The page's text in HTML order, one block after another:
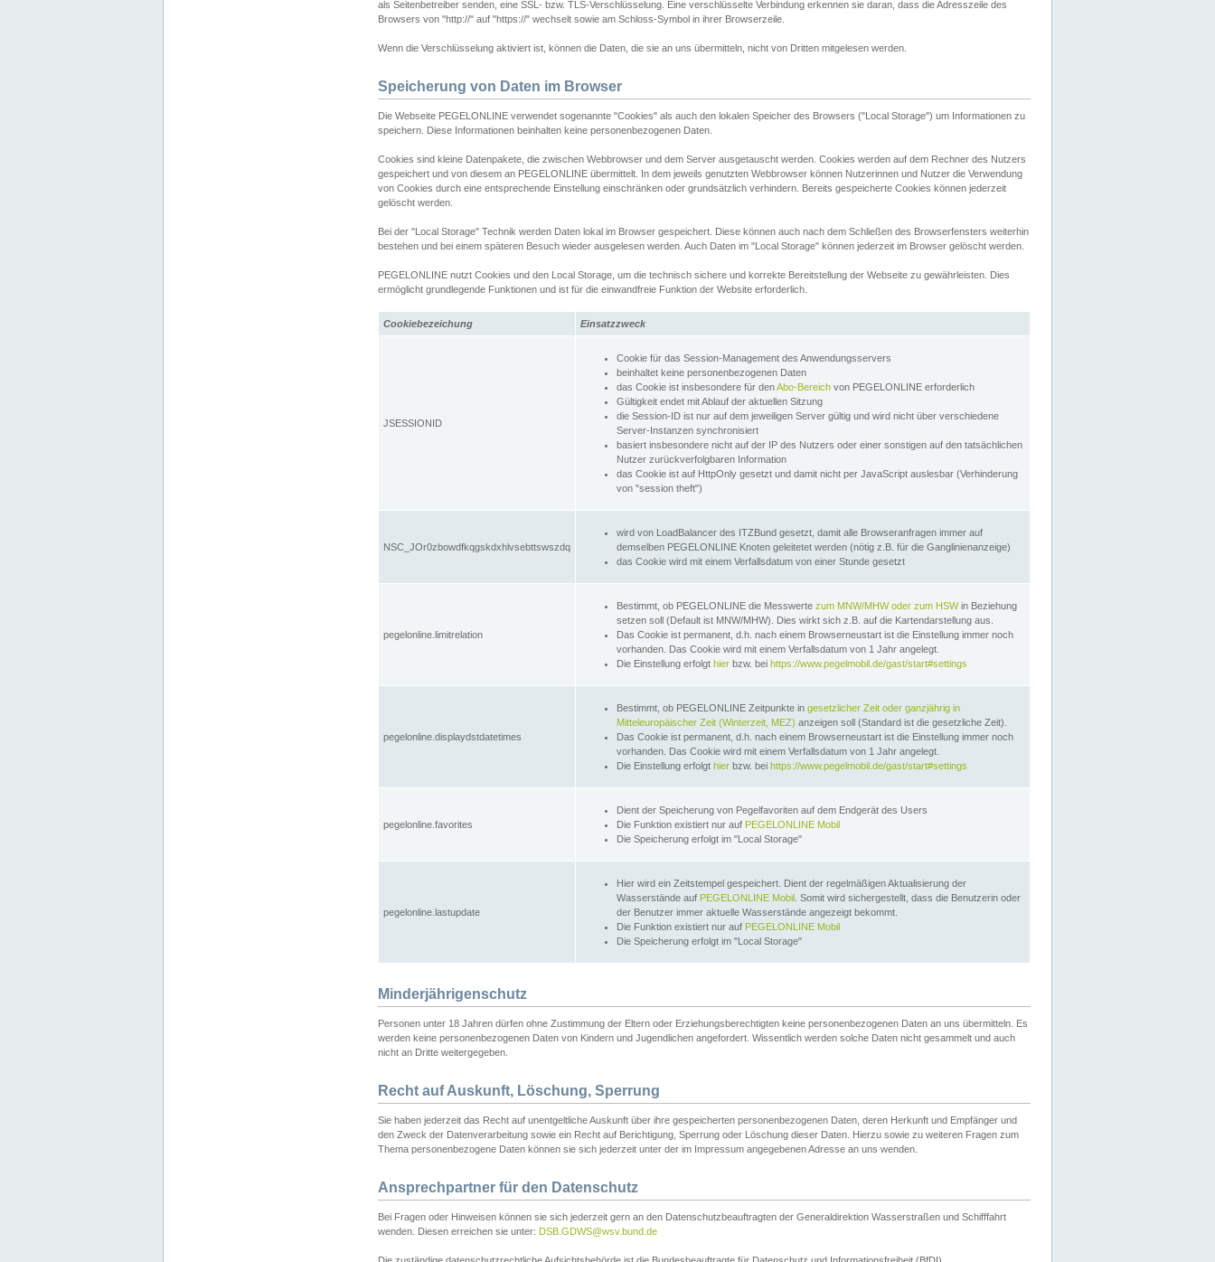
als Seitenbetreiber senden, eine SSL- bzw. TLS-Verschlüsselung. Eine verschlüsselte Verbindung erkennen sie daran, dass die Adresszeile des
Browsers von "http://" auf "https://" wechselt sowie am Schloss-Symbol in ihrer Browserzeile.
Wenn die Verschlüsselung aktiviert ist, können die Daten, die sie an uns übermitteln, nicht von Dritten mitgelesen werden.
Speicherung von Daten im Browser
Die Webseite PEGELONLINE verwendet sogenannte "Cookies" als auch den lokalen Speicher des Browsers ("Local Storage") um Informationen zu
speichern. Diese Informationen beinhalten keine personenbezogenen Daten.
Cookies sind kleine Datenpakete, die zwischen Webbrowser und dem Server ausgetauscht werden. Cookies werden auf dem Rechner des Nutzers
gespeichert und von diesem an PEGELONLINE übermittelt. In dem jeweils genutzten Webbrowser können Nutzerinnen und Nutzer die Verwendung
von Cookies durch eine entsprechende Einstellung einschränken oder grundsätzlich verhindern. Bereits gespeicherte Cookies können jederzeit
gelöscht werden.
Bei der "Local Storage" Technik werden Daten lokal im Browser gespeichert. Diese können auch nach dem Schließen des Browserfensters weiterhin
bestehen und bei einem späteren Besuch wieder ausgelesen werden. Auch Daten im "Local Storage" können jederzeit im Browser gelöscht werden.
PEGELONLINE nutzt Cookies und den Local Storage, um die technisch sichere und korrekte Bereitstellung der Webseite zu gewährleisten. Dies
ermöglicht grundlegende Funktionen und ist für die einwandfreie Funktion der Website erforderlich.
Cookiebezeichung Einsatzzweck
JSESSIONID
Cookie für das Session-Management des Anwendungsservers
beinhaltet keine personenbezogenen Daten
das Cookie ist insbesondere für denAbo-Bereich von PEGELONLINE erforderlich
Gültigkeit endet mit Ablauf der aktuellen Sitzung
die Session-ID ist nur auf dem jeweiligen Server gültig und wird nicht über verschiedene
Server-Instanzen synchronisiert
basiert insbesondere nicht auf der IP des Nutzers oder einer sonstigen auf den tatsächlichen
Nutzer zurückverfolgbaren Information
das Cookie ist auf HttpOnly gesetzt und damit nicht per JavaScript auslesbar (Verhinderung
von "session theft")
NSC_JOr0zbowdfkqgskdxhlvsebttswszdq
wird von LoadBalancer des ITZBund gesetzt, damit alle Browseranfragen immer auf
demselben PEGELONLINE Knoten geleitetet werden (nötig z.B. für die Ganglinienanzeige)
das Cookie wird mit einem Verfallsdatum von einer Stunde gesetzt
pegelonline.limitrelation
Bestimmt, ob PEGELONLINE die Messwerte zum MNW/MHW oder zum HSWin Beziehung
setzen soll (Default ist MNW/MHW). Dies wirkt sich z.B. auf die Kartendarstellung aus.
Das Cookie ist permanent, d.h. nach einem Browserneustart ist die Einstellung immer noch
vorhanden. Das Cookie wird mit einem Verfallsdatum von 1 Jahr angelegt.
Die Einstellung erfolgt hier bzw. bei https://www.pegelmobil.de/gast/start#settings
pegelonline.displaydstdatetimes
Bestimmt, ob PEGELONLINE Zeitpunkte in gesetzlicher Zeit oder ganzjährig in
Mitteleuropäischer Zeit (Winterzeit, MEZ) anzeigen soll (Standard ist die gesetzliche Zeit).
Das Cookie ist permanent, d.h. nach einem Browserneustart ist die Einstellung immer noch
vorhanden. Das Cookie wird mit einem Verfallsdatum von 1 Jahr angelegt.
Die Einstellung erfolgt hier bzw. bei https://www.pegelmobil.de/gast/start#settings
pegelonline.favorites
Dient der Speicherung von Pegelfavoriten auf dem Endgerät des Users
Die Funktion existiert nur auf PEGELONLINE Mobil
Die Speicherung erfolgt im "Local Storage"
pegelonline.lastupdate
Hier wird ein Zeitstempel gespeichert. Dient der regelmäßigen Aktualisierung der
Wasserstände auf PEGELONLINE Mobil . Somit wird sichergestellt, dass die Benutzerin oder
der Benutzer immer aktuelle Wasserstände angezeigt bekommt.
Die Funktion existiert nur auf PEGELONLINE Mobil
Die Speicherung erfolgt im "Local Storage"
Minderjährigenschutz
Personen unter 18 Jahren dürfen ohne Zustimmung der Eltern oder Erziehungsberechtigten keine personenbezogenen Daten an uns übermitteln. Es
werden keine personenbezogenen Daten von Kindern und Jugendlichen angefordert. Wissentlich werden solche Daten nicht gesammelt und auch
nicht an Dritte weitergegeben.
Recht auf Auskunft, Löschung, Sperrung
Sie haben jederzeit das Recht auf unentgeltliche Auskunft über ihre gespeicherten personenbezogenen Daten, deren Herkunft und Empfänger und
den Zweck der Datenverarbeitung sowie ein Recht auf Berichtigung, Sperrung oder Löschung dieser Daten. Hierzu sowie zu weiteren Fragen zum
Thema personenbezogene Daten können sie sich jederzeit unter der im Impressum angegebenen Adresse an uns wenden.
Ansprechpartner für den Datenschutz
Bei Fragen oder Hinweisen können sie sich jederzeit gern an den Datenschutzbeauftragten der Generaldirektion Wasserstraßen und Schifffahrt
wenden. Diesen erreichen sie unter: DSB.GDWS@wsv.bund.de